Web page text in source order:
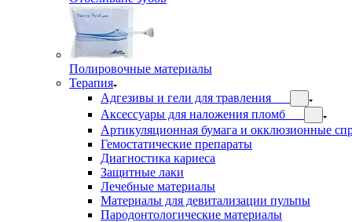
Полировочные материалы
Терапия
Адгезивы и гели для травления
Аксессуары для наложения пломб
Артикуляционная бумага и окклюзионные
Гемостатические препараты
Диагностика кариеса
Защитные лаки
Лечебные материалы
Материалы для девитализации пульпы
Пародонтологические материалы